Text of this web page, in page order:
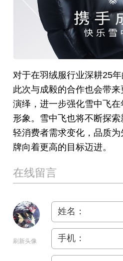
对于在羽绒服行业深耕25年
此次与成毅的合作也会带
演绎，进一步强化雪中飞
形象。雪中飞也将不断探
轻消费者需求变化，品质
牌向着更高的目标迈进。
在线留言
刷新头像
姓名：
手机：